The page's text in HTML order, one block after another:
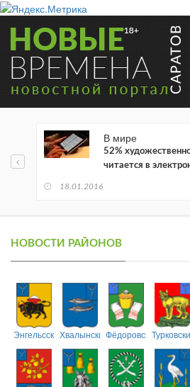
В мире
52%
читается в
18.01.2016
НОВОСТИ РАЙОНОВ
ЭнгельсскийХвалынскийФёдоровский